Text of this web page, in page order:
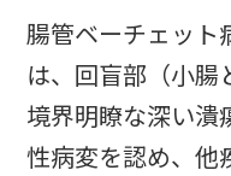
腸管ベーチェット
は、回盲部（小腸
境界明瞭な深い潰
性病変を認め、他